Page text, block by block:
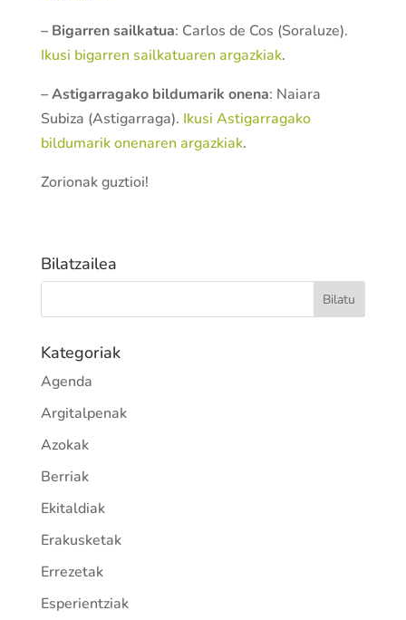
– Bigarren sailkatua: Carlos de Cos (Soraluze).
Ikusi bigarren sailkatuaren argazkiak.
– Astigarragako bildumarik onena: Naiara
Subiza (Astigarraga). Ikusi Astigarragako
bildumarik onenaren argazkiak.
Zorionak guztioi!
Bilatzailea
Kategoriak
Agenda
Argitalpenak
Azokak
Berriak
Ekitaldiak
Erakusketak
Errezetak
Esperientziak